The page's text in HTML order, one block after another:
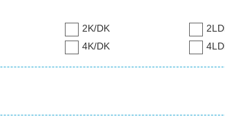
2K/DK
4K/DK